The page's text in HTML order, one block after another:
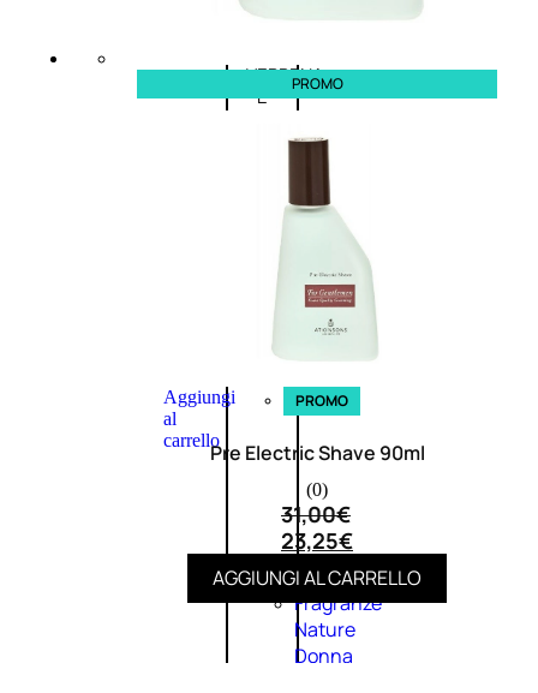
VERBENA
E
58,00
43,50
ESAURITO
Aggiungi
al
carrello
PROMO
Fragranze
Nature
Donna
PROMO
Pre Electric Shave 90ml
(0)
31,00€
23,25€
AGGIUNGI AL CARRELLO